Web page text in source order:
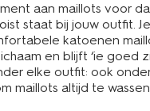
aan maillots voor
staat bij jouw outfit.
katoenen
en blijft ‘ie
elke outfit: ook
maillots altijd te